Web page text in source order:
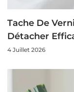
Tache De
Détacher
4 Juillet 2026